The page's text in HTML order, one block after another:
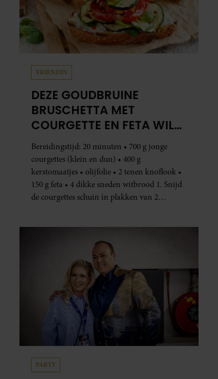
VRIENDIN
DEZE GOUDBRUINE
BRUSCHETTA MET
COURGETTE EN FETA WIL
JE METEEN MAKEN
Bereidingstijd: 20 minuten • 700 g jonge
courgettes (klein en dun) • 400 g
kerstomaatjes • olijfolie • 2 tenen knoflook •
150 g feta • 4 dikke sneden witbrood 1. Snijd
de courgettes schuin in plakken van 2
PARTY